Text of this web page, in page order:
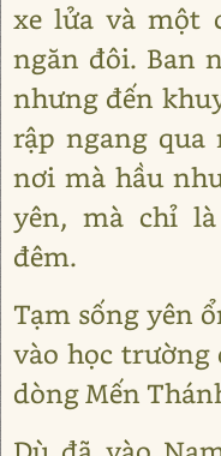
xe lửa và một
ngăn đôi. Ban
nhưng đến
rập ngang
nơi mà hầu
yên, mà chỉ
đêm.
Tạm sống yên
vào học trường
dòng Mến